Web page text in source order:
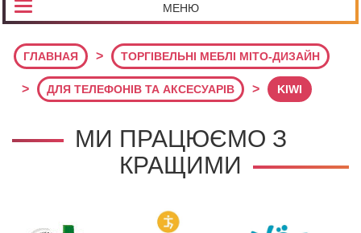
МЕНЮ
ГЛАВНАЯ > ТОРГІВЕЛЬНІ МЕБЛІ МІТО-ДИЗАЙН
> ДЛЯ ТЕЛЕФОНІВ ТА АКСЕСУАРІВ > KIWI
МИ ПРАЦЮЄМО З
КРАЩИМИ